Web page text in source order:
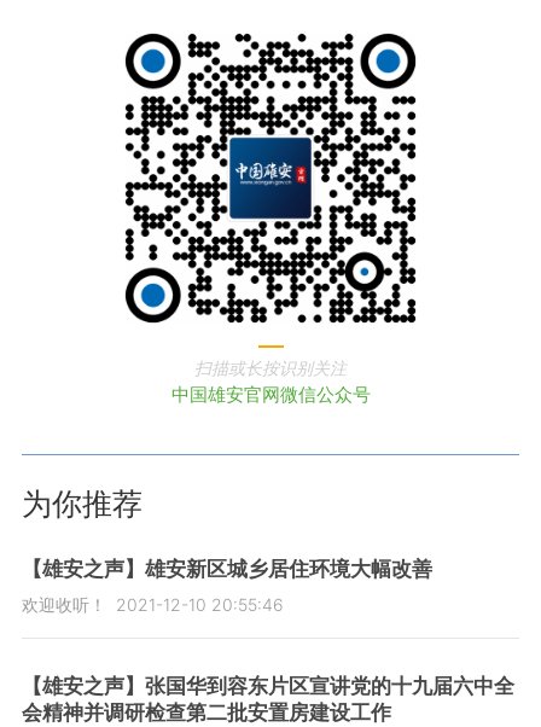
扫描或长按识别关注
中国雄安官网微信公众号
为你推荐
【雄安之声】雄安新区城乡居住环境大幅改善
欢迎收听！ 2021-12-10 20:55:46
【雄安之声】张国华到容东片区宣讲党的十九届六中全
会精神并调研检查第二批安置房建设工作